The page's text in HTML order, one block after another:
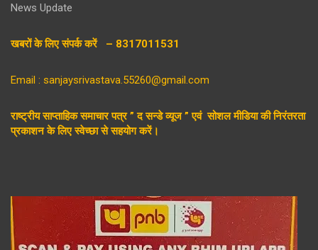
News Update
खबरों के लिए संपर्क करें – 8317011531
Email : sanjaysrivastava.55260@gmail.com
राष्ट्रीय साप्ताहिक समाचार पत्र ” द सन्डे व्यूज ” एवं सोशल मीडिया की निरंतरता
प्रकाशन के लिए स्वेच्छा से सहयोग करें।